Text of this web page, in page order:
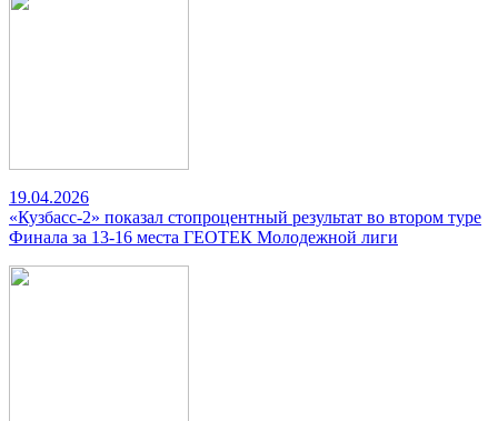
19.04.2026
«Кузбасс-2» показал стопроцентный результат во втором туре
Финала за 13-16 места ГЕОТЕК Молодежной лиги